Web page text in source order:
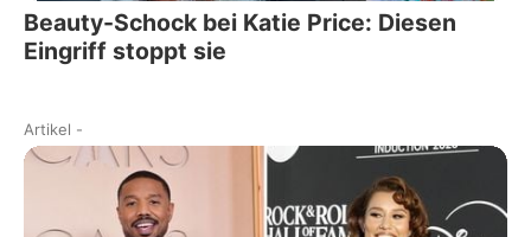
Beauty-Schock bei Katie Price: Diesen
Eingriff stoppt sie
Artikel -